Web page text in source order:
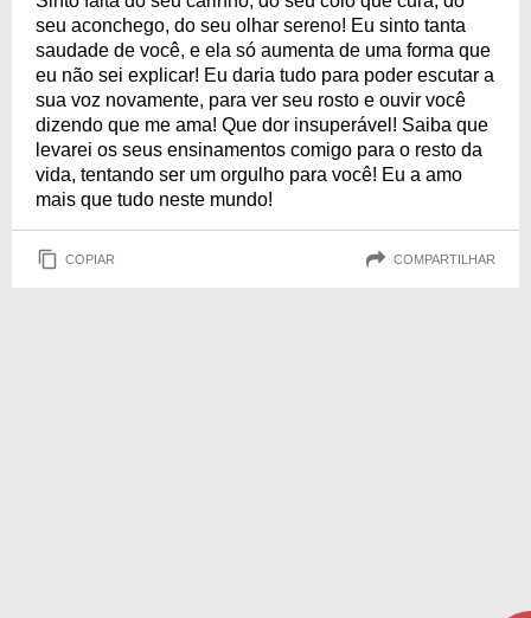
seu aconchego, do seu olhar sereno! Eu sinto tanta
saudade de você, e ela só aumenta de uma forma que
eu não sei explicar! Eu daria tudo para poder escutar a
sua voz novamente, para ver seu rosto e ouvir você
dizendo que me ama! Que dor insuperável! Saiba que
levarei os seus ensinamentos comigo para o resto da
vida, tentando ser um orgulho para você! Eu a amo
mais que tudo neste mundo!
COPIAR COMPARTILHAR